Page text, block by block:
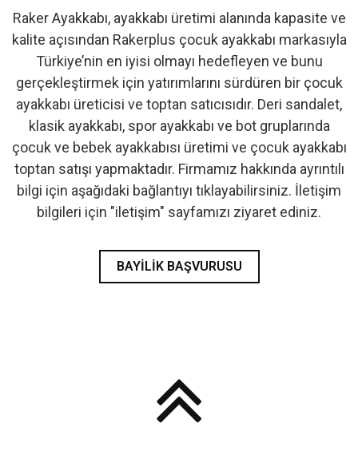
- İlk Adım & Bebek Ayakkabı
- Babetler
Raker Ayakkabı, ayakkabı üretimi alanında kapasite ve
kalite açısından Rakerplus çocuk ayakkabı markasıyla
Türkiye’nin en iyisi olmayı hedefleyen ve bunu
gerçekleştirmek için yatırımlarını sürdüren bir çocuk
ayakkabı üreticisi ve toptan satıcısıdır. Deri sandalet,
klasik ayakkabı, spor ayakkabı ve bot gruplarında
çocuk ve bebek ayakkabısı üretimi ve çocuk ayakkabı
toptan satışı yapmaktadır. Firmamız hakkında ayrıntılı
bilgi için aşağıdaki bağlantıyı tıklayabilirsiniz. İletişim
bilgileri için "iletişim" sayfamızı ziyaret ediniz.
BAYILIK BAŞVURUSU